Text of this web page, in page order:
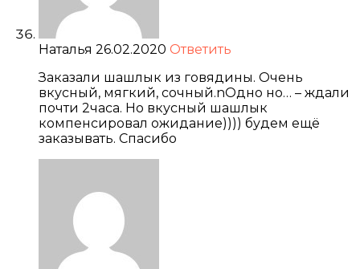
Наталья 26.02.2020 Ответить
Заказали шашлык из говядины. Очень
вкусный, мягкий, сочный.nОдно но… – ждали
почти 2часа. Но вкусный шашлык
компенсировал ожидание)))) будем ещё
заказывать. Спасибо